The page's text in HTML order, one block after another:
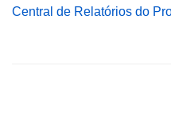
Central de Relatórios do